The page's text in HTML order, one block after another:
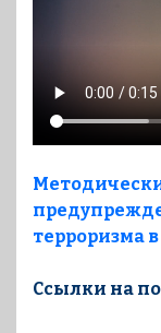
терроризма
Ссылки на